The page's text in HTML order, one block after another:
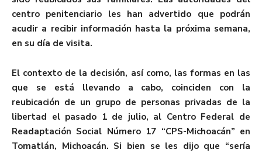
centro penitenciario les han advertido que podrán
acudir a recibir información hasta la próxima semana,
en su día de visita.
El contexto de la decisión, así como, las formas en las
que se está llevando a cabo, coinciden con la
reubicación de un grupo de personas privadas de la
libertad el pasado 1 de julio, al Centro Federal de
Readaptación Social Número 17 “CPS-Michoacán” en
Tomatlán, Michoacán. Si bien se les dijo que “sería